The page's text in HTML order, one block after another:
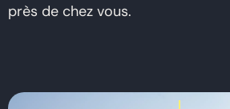
près de chez vous.